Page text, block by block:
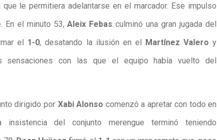
le permitiera adelantarse en el marcador. Ese impulso
En el minuto 53,Aleix Febas culminó una gran jugada del
el 1-0, desatando la ilusión en el Martínez Valero y
sensaciones con las que el equipo había vuelto del
dirigido por Xabi Alonso comenzó a apretar con todo en
del conjunto merengue terminó teniendo